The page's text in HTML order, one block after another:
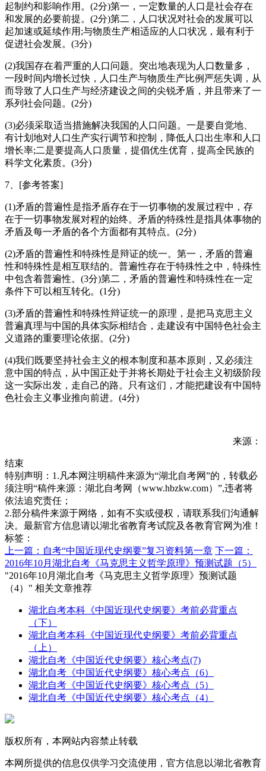
起制约和影响作用。(2分)第一，一定数量的人口是社会存在
和发展的必要前提。(2分)第二，人口状况对社会的发展可以
起加速或延续作用;与物质生产相适应的人口状况，最有利于
促进社会发展。(3分)
(2)我国存在着严重的人口问题。突出地表现为人口数量多，
一段时间内增长过快，人口生产与物质生产比例严惩失调，从
而导致了人口生产与经济建设之间的尖锐矛盾，并且带来了一
系列社会问题。(2分)
(3)必须采取适当措施解决我国的人口问题。一是要自觉地、
有计划地对人口生产实行调节和控制，降低人口出生率和人口
增长率;二是要提高人口质量，提倡优生优育，提高全民族的
科学文化素质。(3分)
7、[参考答案]
(1)矛盾的普遍性是指矛盾存在于一切事物的发展过程中，存
在于一切事物发展对程的始终。矛盾的特殊性是指具体事物的
矛盾及每一矛盾的各个方面都有其特点。(2分)
(2)矛盾的普遍性和特殊性是辩证的统一。第一，矛盾的普遍
性和特殊性是相互联结的。普遍性存在于特殊性之中，特殊性
中包含着普遍性。(3分)第二，矛盾的普遍性和特殊性在一定
条件下可以相互转化。(1分)
(3)矛盾的普遍性和特殊性辩证统一的原理，是把马克思主义
普遍真理与中国的具体实际相结合，走建设有中国特色社会主
义道路的重要理论依据。(2分)
(4)我们既要坚持社会主义的根本制度和基本原则，又必须注
意中国的特点，从中国正处于并将长期处于社会主义初级阶段
这一实际出发，走自己的路。只有这们，才能把建设有中国特
色社会主义事业推向前进。(4分)
来源：
结束
特别声明：1.凡本网注明稿件来源为“湖北自考网”的，转载必
须注明“稿件来源：湖北自考网（www.hbzkw.com）”,违者将
依法追究责任；
2.部分稿件来源于网络，如有不实或侵权，请联系我们沟通解
决。最新官方信息请以湖北省教育考试院及各教育官网为准！
标签：
上一篇：自考“中国近现代史纲要”复习资料第一章 下一篇：
2016年10月湖北自考《马克思主义哲学原理》预测试题（5）
"2016年10月湖北自考《马克思主义哲学原理》预测试题
（4）" 相关文章推荐
湖北自考本科《中国近现代史纲要》考前必背重点
（下）
湖北自考本科《中国近现代史纲要》考前必背重点
（上）
湖北自考《中国近代史纲要》核心考点(7)
湖北自考《中国近代史纲要》核心考点（6）
湖北自考《中国近代史纲要》核心考点（5）
湖北自考《中国近代史纲要》核心考点（4）
版权所有，本网站内容禁止转载
本网所提供的信息仅供学习交流使用，官方信息以湖北省教育